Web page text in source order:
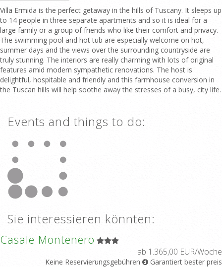
Villa Ermida is the perfect getaway in the hills of Tuscany. It sleeps up
to 14 people in three separate apartments and so it is ideal for a
large family or a group of friends who like their comfort and privacy.
The swimming pool and hot tub are especially welcome on hot,
summer days and the views over the surrounding countryside are
truly stunning. The interiors are really charming with lots of original
features amid modern sympathetic renovations. The host is
delightful, hospitable and friendly and this farmhouse conversion in
the Tuscan hills will help soothe away the stresses of a busy, city life.
Events and things to do:
Sie interessieren könnten:
Casale Montenero
ab 1.365,00 EUR/Woche
Keine Reservierungsgebühren Garantiert bester preis